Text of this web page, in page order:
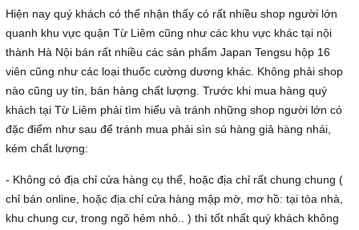
Hiện nay quý khách có thể nhận thấy có rất nhiều shop người lớn
quanh khu vực quận Từ Liêm cũng như các khu vực khác tại nội
thành Hà Nội bán rất nhiều các sản phẩm Japan Tengsu hộp 16
viên cũng như các loại thuốc cường dương khác. Không phải shop
nào cũng uy tín, bán hàng chất lượng. Trước khi mua hàng quý
khách tại Từ Liêm phải tìm hiểu và tránh những shop người lớn có
đặc điểm như sau để tránh mua phải sìn sú hàng giả hàng nhái,
kém chất lượng:
- Không có địa chỉ cửa hàng cụ thể, hoặc địa chỉ rất chung chung (
chỉ bán online, hoặc địa chỉ cửa hàng mập mờ, mơ hồ: tại tòa nhà,
khu chung cư, trong ngõ hẻm nhỏ.. ) thì tốt nhất quý khách không